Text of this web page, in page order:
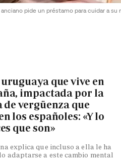
anciano pide un préstamo para cuidar a
que vive en
impactada por la
vergüenza que
los españoles: «Y lo
que son»
explica que incluso a ella le ha
adaptarse a este cambio mental